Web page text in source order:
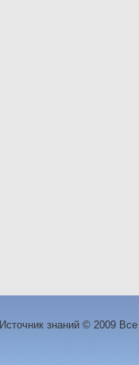
Источник знаний © 2009